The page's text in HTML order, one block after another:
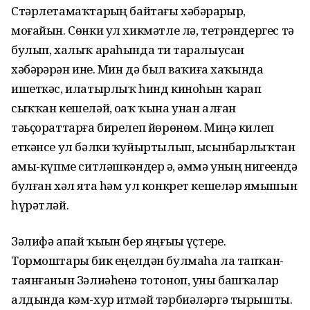
Стәрлетамаҡтарҙың байтағы хәбәрҙарҙыр,
моғайын. Сөнки ул хикмәтле лә, тетрәндергес тә
булып, халыҡ араһында тиҙ таралыусан
хәбәрҙәрҙән ине. Мин дә был ваҡиға хаҡында
ишеткәс, илатырлыҡ һинд киноһын ҡарап
сыҡҡан кешеләй, оҙаҡ ҡына унан алған
тәьҫораттарға бирелеп йөрөнөм. Миңә килеп
еткәнсе ул бәлки ҡуйыртылып, ысынбарлыҡтан
аҙмы-күпме ситләшкәндер ҙә, әммә уның нигеҙендә
булған хәл ята һәм ул конкрет кешеләр яҙмышын
һүрәтләй.
Зәлифә апай ҡыҙын бер яңғыҙы үҫтерҙе.
Тормоштары бик еңелдән булмаһа ла тапҡан-
таянғанын Зәлиәһенә тотоноп, уны башҡалар
алдында кәм-хур итмәй тәрбиәләргә тырышты.